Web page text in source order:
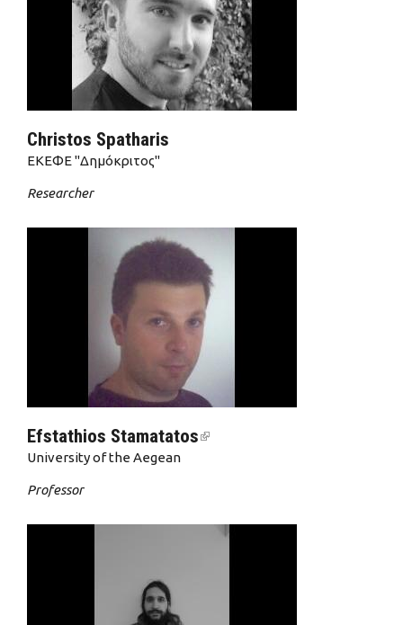
Christos Spatharis
ΕΚΕΦΕ "Δημόκριτος"
Researcher
Efstathios Stamatatos(link is external)
University of the Aegean
Professor